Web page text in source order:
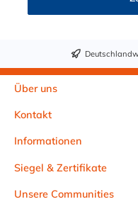
sowohl mit den Acetal-
als auch mit den
Über uns
Kontakt
Informationen
Unsere Communities
Siegel & Zertifikate